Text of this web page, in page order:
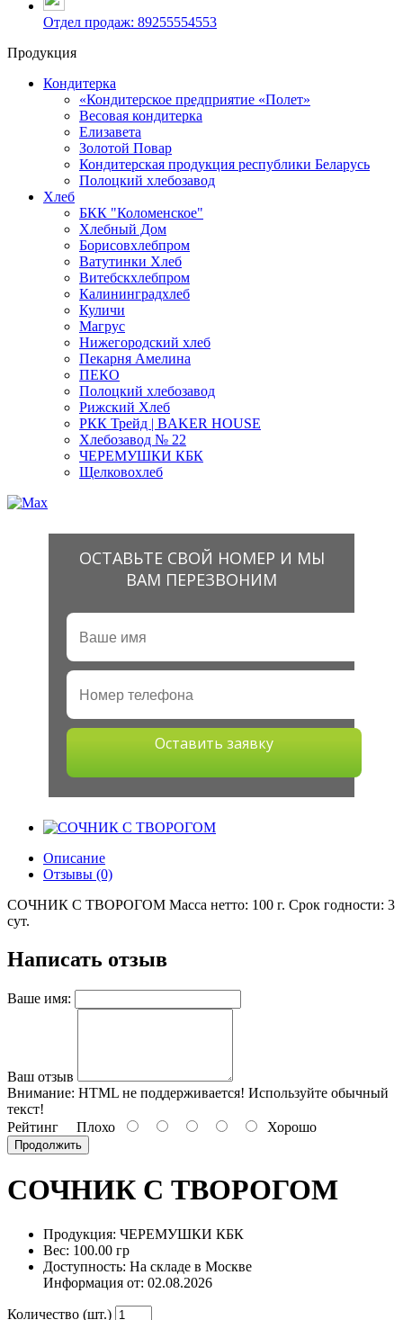
Отдел продаж: 89255554553
Продукция
Кондитерка
«Кондитерское предприятие «Полет»
Весовая кондитерка
Елизавета
Золотой Повар
Кондитерская продукция республики Беларусь
Полоцкий хлебозавод
Хлеб
БКК "Коломенское"
Хлебный Дом
Борисовхлебпром
Ватутинки Хлеб
Витебскхлебпром
Калининградхлеб
Куличи
Магрус
Нижегородский хлеб
Пекарня Амелина
ПЕКО
Полоцкий хлебозавод
Рижский Хлеб
РКК Трейд | BAKER HOUSE
Хлебозавод № 22
ЧЕРЕМУШКИ КБК
Щелковохлеб
ОСТАВЬТЕ СВОЙ НОМЕР И МЫ
ВАМ ПЕРЕЗВОНИМ
Оставить заявку
Описание
Отзывы (0)
СОЧНИК С ТВОРОГОМ Масса нетто: 100 г. Срок годности: 3
сут.
Написать отзыв
Ваше имя:
Ваш отзыв
Внимание: HTML не поддерживается! Используйте обычный
текст!
Рейтинг Плохо Хорошо
Продолжить
СОЧНИК С ТВОРОГОМ
Продукция: ЧЕРЕМУШКИ КБК
Вес: 100.00 гр
Доступность: На складе в Москве
Информация от: 02.08.2026
Количество (шт.)